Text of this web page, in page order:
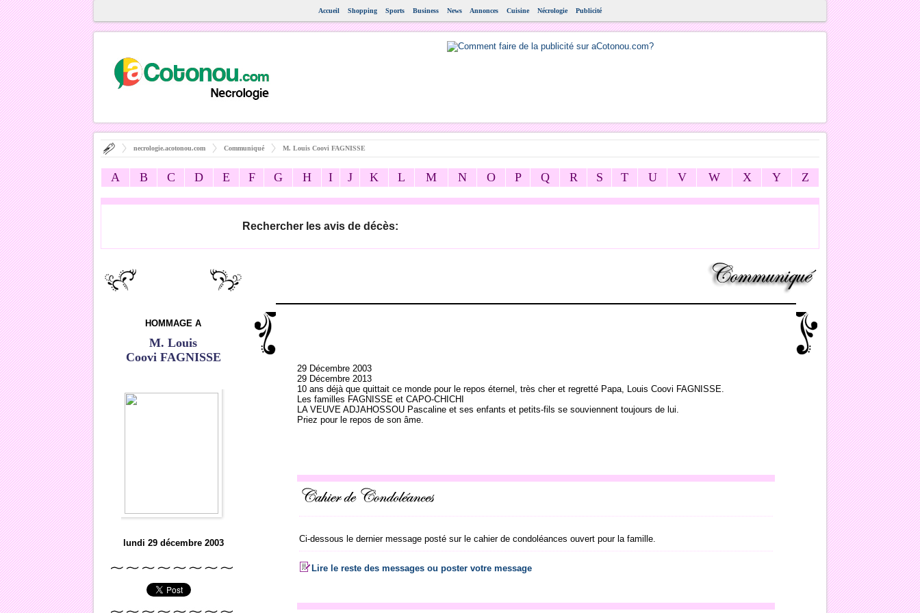
Accueil Shopping Sports Business News Annonces Cuisine Nécrologie Publicité
necrologie.acotonou.com Communiqué M. Louis Coovi FAGNISSE
A B C D E F G H I J K L M N O P Q R S T U V W X Y Z
Rechercher les avis de décès:
HOMMAGE A
M. Louis
Coovi FAGNISSE
lundi 29 décembre 2003
29 Décembre 2003
29 Décembre 2013
10 ans déjà que quittait ce monde pour le repos éternel, très cher et regretté Papa, Louis Coovi FAGNISSE.
Les familles FAGNISSE et CAPO-CHICHI
LA VEUVE ADJAHOSSOU Pascaline et ses enfants et petits-fils se souviennent toujours de lui.
Priez pour le repos de son âme.
Ci-dessous le dernier message posté sur le cahier de condoléances ouvert pour la famille.
Lire le reste des messages ou poster votre message